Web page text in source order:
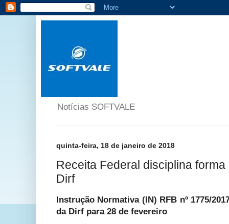
Notícias SOFTVALE
quinta-feira, 18 de janeiro de 2018
Receita Federal disciplina
Dirf
Instrução Normativa (IN) RFB nº 1775/
da Dirf para 28 de fevereiro